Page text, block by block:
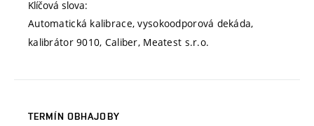
Klíčová slova:
Automatická kalibrace, vysokoodporová dekáda,
kalibrátor 9010, Caliber, Meatest s.r.o.
TERMÍN OBHAJOBY